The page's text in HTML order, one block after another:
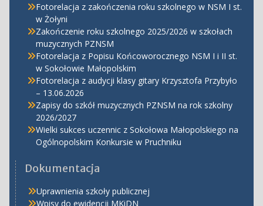
Fotorelacja z zakończenia roku szkolnego w NSM I st.
w Żołyni
Zakończenie roku szkolnego 2025/2026 w szkołach
muzycznych PZNSM
Fotorelacja z Popisu Końcoworocznego NSM I i II st.
w Sokołowie Małopolskim
Fotorelacja z audycji klasy gitary Krzysztofa Przybyło
– 13.06.2026
Zapisy do szkół muzycznych PZNSM na rok szkolny
2026/2027
Wielki sukces uczennic z Sokołowa Małopolskiego na
Ogólnopolskim Konkursie w Pruchniku
Dokumentacja
Uprawnienia szkoły publicznej
Wpisy do ewidencji MKiDN